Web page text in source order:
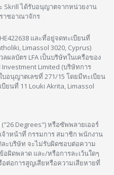
Skrill ได้รับอนุญาตจากหน่วยงาน
าชอาณาจักร
และที่อยู่จดทะเบียนที่
Limassol 3020, Cyprus)
ผลบัตร LFA เป็นบริษัทในเครือของ
Limited (บริษัทการ
อนุญาตเลขที่ 271/15 โดยมีทะเบียน
ยนที่ 11 Louki Akrita, Limassol
Degrees") หรือซัพพลายเออร์
าหน้าที่ กรรมการ สมาชิก พนักงาน
ะบริษัท จะไม่รับผิดชอบต่อความ
ผิดพลาด และ/หรือการละเว้นใดๆ
ต่อการสูญเสียหรือความเสียหายที่